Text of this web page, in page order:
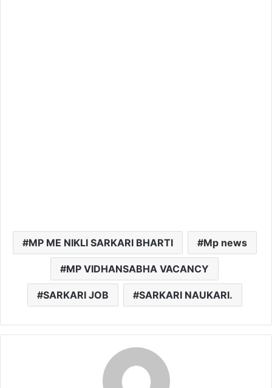
MP ME NIKLI SARKARI BHARTI Mp news
MP VIDHANSABHA VACANCY
SARKARI JOB SARKARI NAUKARI.